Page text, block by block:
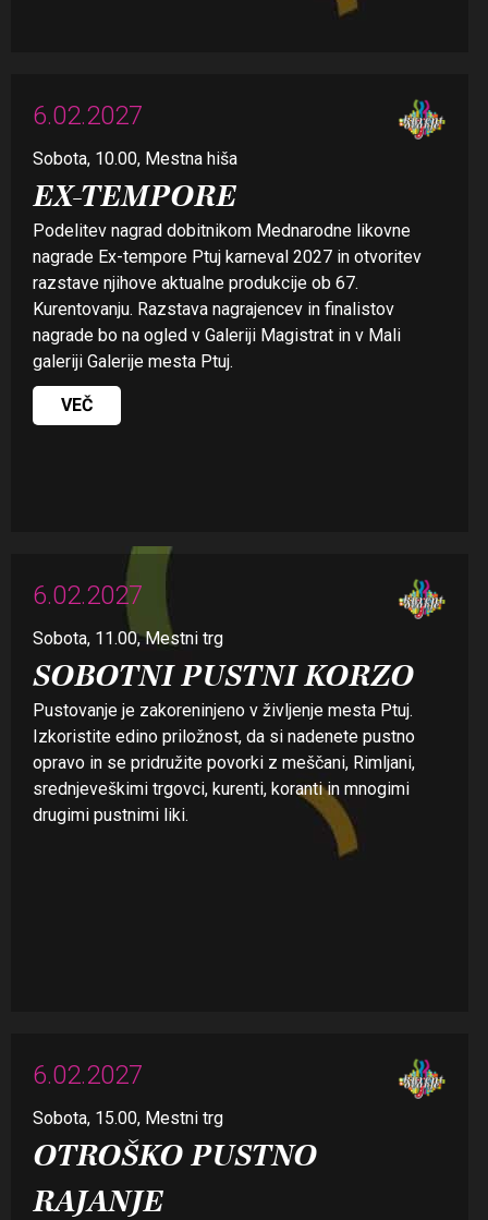
6.02.2027
Sobota, 10.00, Mestna hiša
EX-TEMPORE
Podelitev nagrad dobitnikom Mednarodne likovne
nagrade Ex-tempore Ptuj karneval 2027 in otvoritev
razstave njihove aktualne produkcije ob 67.
Kurentovanju. Razstava nagrajencev in finalistov
nagrade bo na ogled v Galeriji Magistrat in v Mali
galeriji Galerije mesta Ptuj.
VEČ
6.02.2027
Sobota, 11.00, Mestni trg
SOBOTNI PUSTNI KORZO
Pustovanje je zakoreninjeno v življenje mesta Ptuj.
Izkoristite edino priložnost, da si nadenete pustno
opravo in se pridružite povorki z meščani, Rimljani,
srednjeveškimi trgovci, kurenti, koranti in mnogimi
drugimi pustnimi liki.
6.02.2027
Sobota, 15.00, Mestni trg
OTROŠKO PUSTNO
RAJANJE